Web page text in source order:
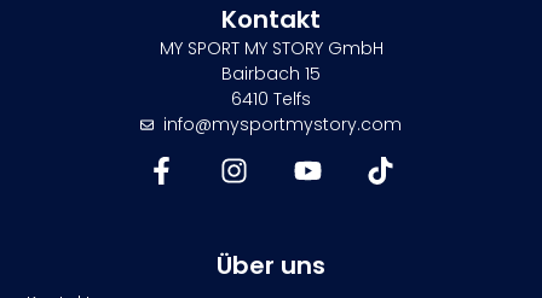
Kontakt
MY SPORT MY STORY GmbH
Bairbach 15
6410 Telfs
info@mysportmystory.com
Über uns